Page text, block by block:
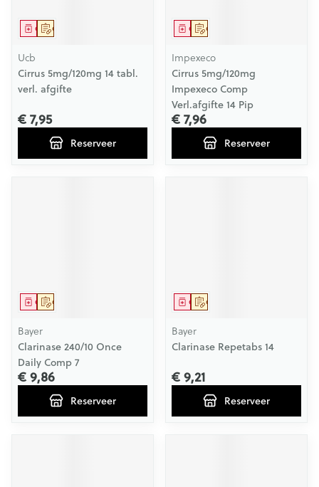
Op voorschrift
Geneesmiddel
Ucb
Cirrus 5mg/120mg 14 tabl.
verl. afgifte
€ 7,95
Reserveer
Op voorschrift
Geneesmiddel
Impexeco
Cirrus 5mg/120mg
Impexeco Comp
Verl.afgifte 14 Pip
€ 7,96
Reserveer
Op voorschrift
Geneesmiddel
Bayer
Clarinase 240/10 Once
Daily Comp 7
€ 9,86
Reserveer
Op voorschrift
Geneesmiddel
Bayer
Clarinase Repetabs 14
€ 9,21
Reserveer